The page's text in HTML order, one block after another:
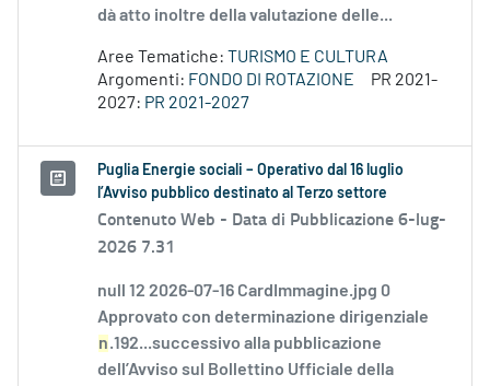
dà atto inoltre della valutazione delle...
Aree Tematiche: TURISMO E CULTURA
Argomenti: FONDO DI ROTAZIONE
PR 2021-
2027: PR 2021-2027
Puglia Energie sociali – Operativo dal 16 luglio
l’Avviso pubblico destinato al Terzo settore
Contenuto Web - Data di Pubblicazione 6-lug-
2026 7.31
null 12 2026-07-16 CardImmagine.jpg 0
Approvato con determinazione dirigenziale
n.192...successivo alla pubblicazione
dell’Avviso sul Bollettino Ufficiale della